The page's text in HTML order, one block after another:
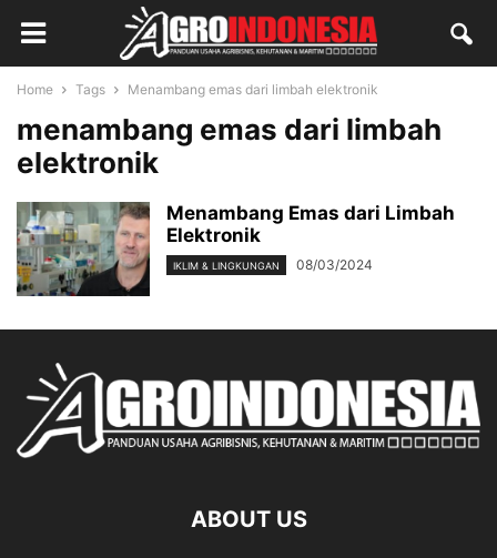
Home Tags Menambang emas dari limbah elektronik
menambang emas dari limbah
elektronik
Menambang Emas dari Limbah
Elektronik
IKLIM & LINGKUNGAN 08/03/2024
ABOUT US